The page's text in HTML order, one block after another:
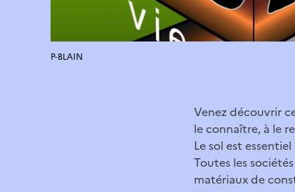
P-BLAIN
Venez découvrir
le connaître, à le
Le sol est
Toutes les
matériaux de